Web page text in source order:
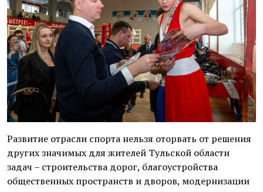
Развитие отрасли спорта нельзя оторвать от решения
других значимых для жителей Тульской области
задач – строительства дорог, благоустройства
общественных пространств и дворов, модернизации